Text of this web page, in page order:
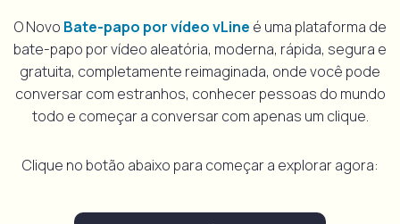
O Novo Bate-papo por vídeo vLine é uma plataforma de
bate-papo por vídeo aleatória, moderna, rápida, segura e
gratuita, completamente reimaginada, onde você pode
conversar com estranhos, conhecer pessoas do mundo
todo e começar a conversar com apenas um clique.
Clique no botão abaixo para começar a explorar agora: